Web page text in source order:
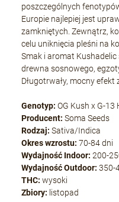
poszczególnych
Europie najlepiej jest
zamkniętych. Zewnątrz,
celu uniknięcia pleśni na
Smak i aromat
drewna sosnowego,
Długotrwały, mocny
Genotyp: OG Kush x G-13
Producent: Soma Seeds
Rodzaj: Sativa/Indica
Okres wzrostu: 70-84 dni
Wydajność Indoor: 200-
Wydajność Outdoor: 350-
THC: wysoki
Zbiory: listopad